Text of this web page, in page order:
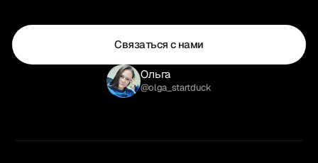
Связаться с нами
Ольга
@olga_startduck